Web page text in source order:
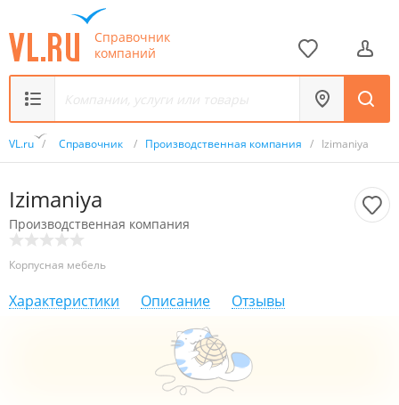
Справочник
компаний
VL.ru / Справочник / Производственная компания / Izimaniya
Izimaniya
Производственная компания
Корпусная мебель
Характеристики Описание Отзывы